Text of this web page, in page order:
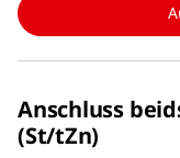
Anschluss
(St/tZn)